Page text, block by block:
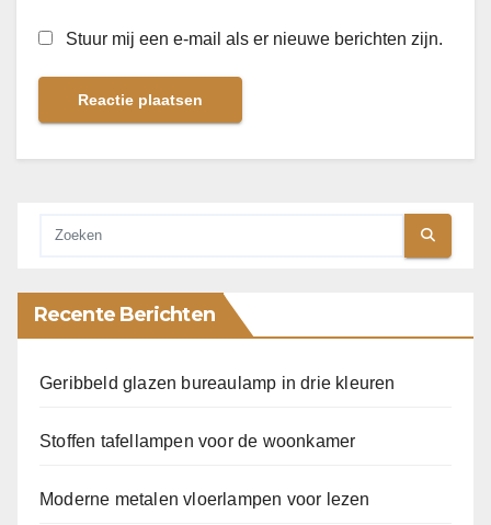
Stuur mij een e-mail als er nieuwe berichten zijn.
Recente Berichten
Geribbeld glazen bureaulamp in drie kleuren
Stoffen tafellampen voor de woonkamer
Moderne metalen vloerlampen voor lezen